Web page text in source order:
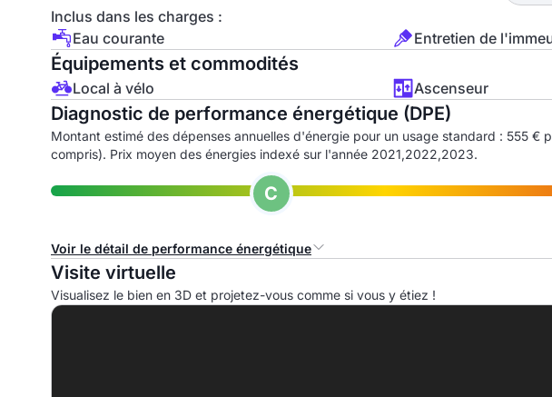
Inclus dans les charges :
Eau courante
Entretien de
Équipements et commodités
Local à vélo Ascenseur
Diagnostic de performance énergétique (DPE)
Montant estimé des dépenses annuelles d'énergie pour un usage standard : 555 €
compris). Prix moyen des énergies indexé sur l'année 2021,2022,2023.
C
Voir le détail de performance énergétique
Consommation d'énergie primaire (CEP) Indice d'émission de
Visite virtuelle
Visualisez le bien en 3D et projetez-vous comme si vous y étiez !